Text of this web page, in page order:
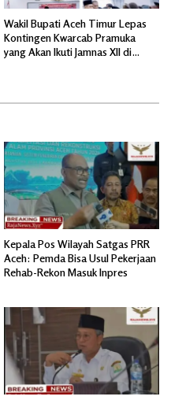
Wakil Bupati Aceh Timur Lepas
Kontingen Kwarcab Pramuka
yang Akan Ikuti Jamnas XII di
Kepala Pos Wilayah Satgas PRR
Aceh: Pemda Bisa Usul Pekerjaan
Rehab-Rekon Masuk Inpres